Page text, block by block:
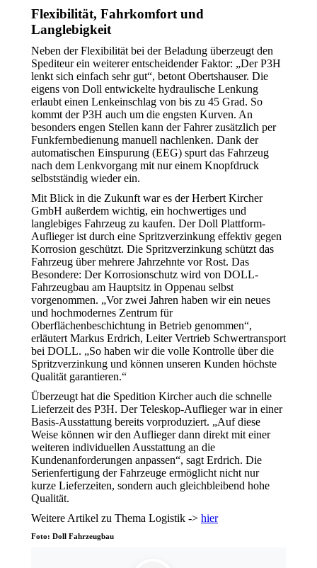
Flexibilität, Fahrkomfort und
Langlebigkeit
Neben der Flexibilität bei der Beladung überzeugt den
Spediteur ein weiterer entscheidender Faktor: „Der P3H
lenkt sich einfach sehr gut“, betont Obertshauser. Die
eigens von Doll entwickelte hydraulische Lenkung
erlaubt einen Lenkeinschlag von bis zu 45 Grad. So
kommt der P3H auch um die engsten Kurven. An
besonders engen Stellen kann der Fahrer zusätzlich per
Funkfernbedienung manuell nachlenken. Dank der
automatischen Einspurung (EEG) spurt das Fahrzeug
nach dem Lenkvorgang mit nur einem Knopfdruck
selbstständig wieder ein.
Mit Blick in die Zukunft war es der Herbert Kircher
GmbH außerdem wichtig, ein hochwertiges und
langlebiges Fahrzeug zu kaufen. Der Doll Plattform-
Auflieger ist durch eine Spritzverzinkung effektiv gegen
Korrosion geschützt. Die Spritzverzinkung schützt das
Fahrzeug über mehrere Jahrzehnte vor Rost. Das
Besondere: Der Korrosionschutz wird von DOLL-
Fahrzeugbau am Hauptsitz in Oppenau selbst
vorgenommen. „Vor zwei Jahren haben wir ein neues
und hochmodernes Zentrum für
Oberflächenbeschichtung in Betrieb genommen“,
erläutert Markus Erdrich, Leiter Vertrieb Schwertransport
bei DOLL. „So haben wir die volle Kontrolle über die
Spritzverzinkung und können unseren Kunden höchste
Qualität garantieren.“
Überzeugt hat die Spedition Kircher auch die schnelle
Lieferzeit des P3H. Der Teleskop-Auflieger war in einer
Basis-Ausstattung bereits vorproduziert. „Auf diese
Weise können wir den Auflieger dann direkt mit einer
weiteren individuellen Ausstattung an die
Kundenanforderungen anpassen“, sagt Erdrich. Die
Serienfertigung der Fahrzeuge ermöglicht nicht nur
kurze Lieferzeiten, sondern auch gleichbleibend hohe
Qualität.
Weitere Artikel zu Thema Logistik -> hier
Foto: Doll Fahrzeugbau